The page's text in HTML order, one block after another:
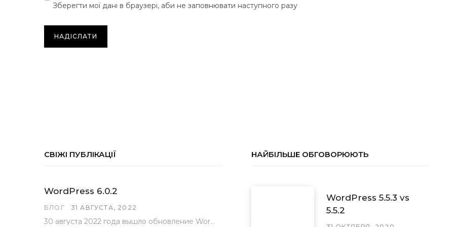
Зберегти мої дані в браузері, аби не заповнювати наступного разу
СВІЖІ ПУБЛІКАЦІЇ
WordPress 6.0.2
БЛОГ 31 АВГУСТА, 2022
30 августа 2022 года вышло обновление WordPress под номером 6.0.2 . Эта версия доступна для скачивания с сайта wordpress.org…
НАЙБІЛЬШЕ ОБГОВОРЮЮТЬ
WordPress 5.5.3 vs
5.5.2